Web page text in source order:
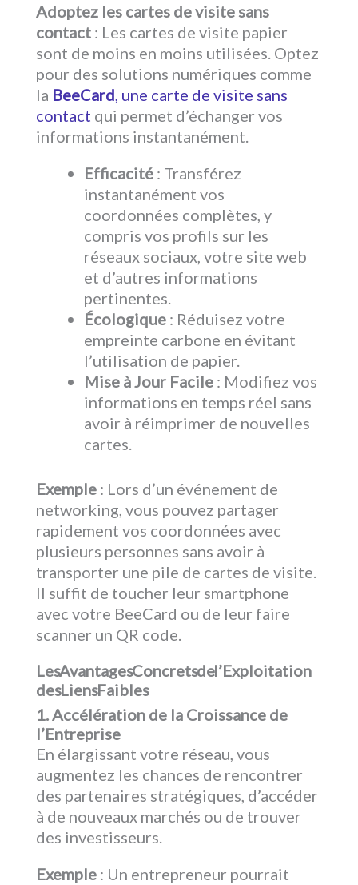
Adoptez les cartes de visite sans
contact : Les cartes de visite papier
sont de moins en moins utilisées. Optez
pour des solutions numériques comme
la BeeCard , une carte de visite sans
contact qui permet d’échanger vos
informations instantanément.
Efficacité : Transférez
instantanément vos
coordonnées complètes, y
compris vos profils sur les
réseaux sociaux, votre site web
et d’autres informations
pertinentes.
Écologique : Réduisez votre
empreinte carbone en évitant
l’utilisation de papier.
Mise à Jour Facile : Modifiez vos
informations en temps réel sans
avoir à réimprimer de nouvelles
cartes.
Exemple : Lors d’un événement de
networking, vous pouvez partager
rapidement vos coordonnées avec
plusieurs personnes sans avoir à
transporter une pile de cartes de visite.
Il suffit de toucher leur smartphone
avec votre BeeCard ou de leur faire
scanner un QR code.
Les Avantages Concrets de l’Exploitation
des Liens Faibles
1. Accélération de la Croissance de
l’Entreprise
En élargissant votre réseau, vous
augmentez les chances de rencontrer
des partenaires stratégiques, d’accéder
à de nouveaux marchés ou de trouver
des investisseurs.
Exemple : Un entrepreneur pourrait